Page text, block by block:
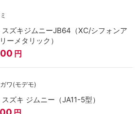
スズキジムニーJB64（XC/シフォンア
ーメタリック）
円
ワ(モデモ)
ズキ ジムニー（JA11-5型）